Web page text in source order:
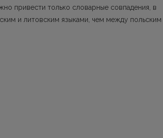
привести только словарные совпадения, в
и литовским языками, чем между польским